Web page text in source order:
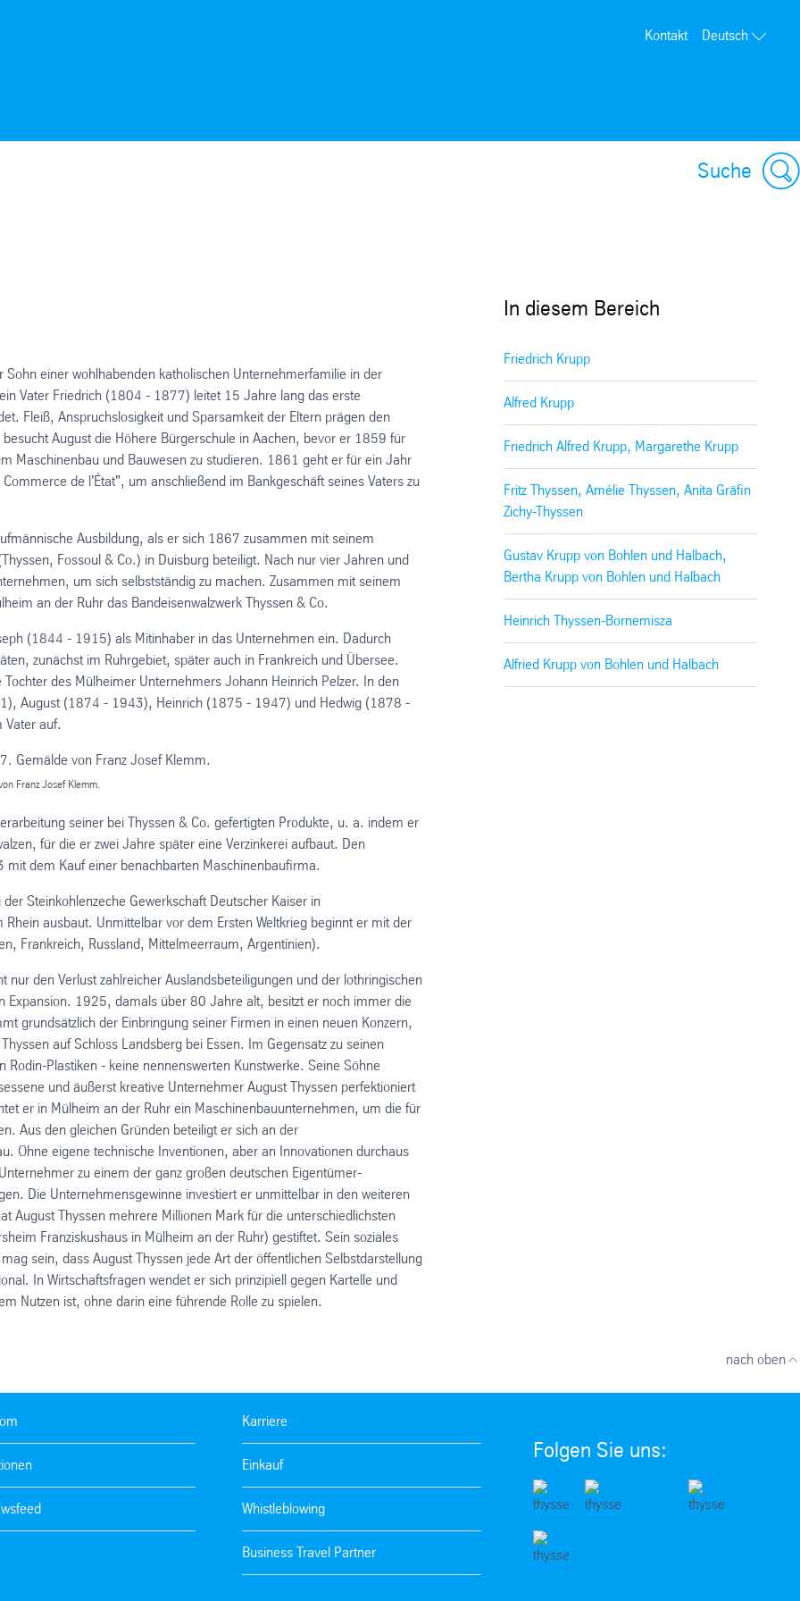
Kontakt Deutsch
Suche
einer wohlhabenden katholischen Unternehmerfamilie in der
Vater Friedrich (1804 - 1877) leitet 15 Jahre lang das erste
Fleiß, Anspruchslosigkeit und Sparsamkeit der Eltern prägen den
August die Höhere Bürgerschule in Aachen, bevor er 1859 für
Maschinenbau und Bauwesen zu studieren. 1861 geht er für ein Jahr
de l'État", um anschließend im Bankgeschäft seines Vaters zu
Ausbildung, als er sich 1867 zusammen mit seinem
Fossoul & Co.) in Duisburg beteiligt. Nach nur vier Jahren und
um sich selbstständig zu machen. Zusammen mit seinem
an der Ruhr das Bandeisenwalzwerk Thyssen & Co.
(1844 - 1915) als Mitinhaber in das Unternehmen ein. Dadurch
zunächst im Ruhrgebiet, später auch in Frankreich und Übersee.
des Mülheimer Unternehmers Johann Heinrich Pelzer. In den
August (1874 - 1943), Heinrich (1875 - 1947) und Hedwig (1878 -
auf.
Franz Josef Klemm.
seiner bei Thyssen & Co. gefertigten Produkte, u. a. indem er
für die er zwei Jahre später eine Verzinkerei aufbaut. Den
dem Kauf einer benachbarten Maschinenbaufirma.
Steinkohlenzeche Gewerkschaft Deutscher Kaiser in
ausbaut. Unmittelbar vor dem Ersten Weltkrieg beginnt er mit der
Frankreich, Russland, Mittelmeerraum, Argentinien).
nur den Verlust zahlreicher Auslandsbeteiligungen und der lothringischen
Expansion. 1925, damals über 80 Jahre alt, besitzt er noch immer die
grundsätzlich der Einbringung seiner Firmen in einen neuen Konzern,
auf Schloss Landsberg bei Essen. Im Gegensatz zu seinen
Plastiken - keine nennenswerten Kunstwerke. Seine Söhne
und äußerst kreative Unternehmer August Thyssen perfektioniert
er in Mülheim an der Ruhr ein Maschinenbauunternehmen, um die für
Aus den gleichen Gründen beteiligt er sich an der
Ohne eigene technische Inventionen, aber an Innovationen durchaus
zu einem der ganz großen deutschen Eigentümer-
Die Unternehmensgewinne investiert er unmittelbar in den weiteren
August Thyssen mehrere Millionen Mark für die unterschiedlichsten
Franziskushaus in Mülheim an der Ruhr) gestiftet. Sein soziales
sein, dass August Thyssen jede Art der öffentlichen Selbstdarstellung
In Wirtschaftsfragen wendet er sich prinzipiell gegen Kartelle und
Nutzen ist, ohne darin eine führende Rolle zu spielen.
In diesem Bereich
Friedrich Krupp
Alfred Krupp
Friedrich Alfred Krupp, Margarethe Krupp
Fritz Thyssen, Amélie Thyssen, Anita Gräfin
Zichy-Thyssen
Gustav Krupp von Bohlen und Halbach,
Bertha Krupp von Bohlen und Halbach
Heinrich Thyssen-Bornemisza
Alfried Krupp von Bohlen und Halbach
nach oben
Karriere
Einkauf
Whistleblowing
Business Travel Partner
Folgen Sie uns: